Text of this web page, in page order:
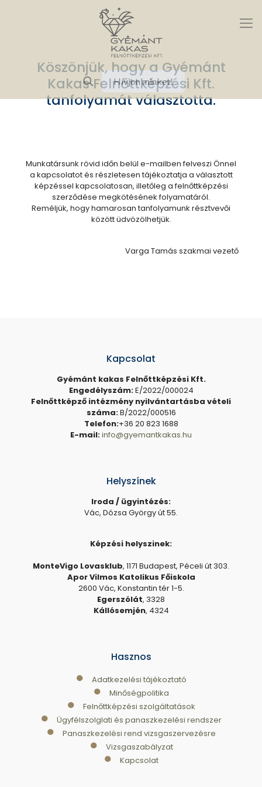
Hívjon minket!
Köszönjük, hogy a Gyémánt
Kakas Felnőttképzési Kft.
tanfolyamát választotta.
Munkatársunk rövid időn belül e-mailben felveszi Önnel
a kapcsolatot és részletesen tájékoztatja a választott
képzéssel kapcsolatosan, illetőleg a felnőttképzési
szerződése megkötésének folyamatáról.
Reméljük, hogy hamarosan tanfolyamunk résztvevői
között üdvözölhetjük.
Varga Tamás szakmai vezető
Kapcsolat
Gyémánt kakas Felnőttképzési Kft.
Engedélyszám:E/2022/000024
Felnőttképző intézmény nyilvántartásba vételi
száma:B/2022/000516
Telefon:+36 20 823 1688
E-mail:info@gyemantkakas.hu
Helyszínek
Iroda / ügyintézés:
Vác, Dózsa György út 55.
Képzési helyszinek:
MonteVigo Lovasklub, 1171 Budapest, Péceli út 303.
Apor Vilmos Katolikus Főiskola
2600 Vác, Konstantin tér 1-5.
Egerszólát, 3328
Kállósemjén, 4324
Hasznos
● Adatkezelési tájékoztató
● Minőségpolitika
● Felnőttképzési szolgáltatások
● Ügyfélszolglati és panaszkezelési rendszer
● Panaszkezelési rend vizsgaszervezésre
● Vizsgaszabályzat
● Kapcsolat